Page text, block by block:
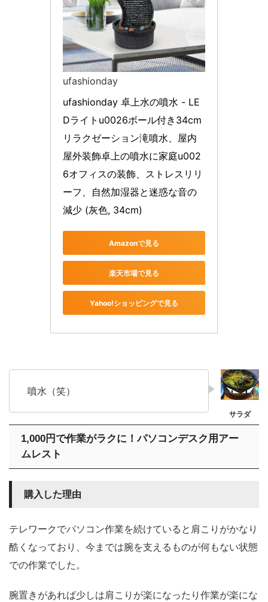
ufashionday
ufashionday 卓上水の噴水 - LE
Dライトu0026ボール付き34cm
リラクゼーション滝噴水、屋内
屋外装飾卓上の噴水に家庭u002
6オフィスの装飾、ストレスリリ
ーフ、自然加湿器と迷惑な音の
減少 (灰色, 34cm)
Amazonで見る
楽天市場で見る
Yahoo!ショッピングで見る
噴水（笑）
1,000円で作業がラクに！パソコンデスク用アー
ムレスト
購入した理由
テレワークでパソコン作業を続けていると肩こりがかなり
酷くなっており、今までは腕を支えるものが何もない状態
での作業でした。
腕置きがあれば少しは肩こりが楽になったり作業が楽にな